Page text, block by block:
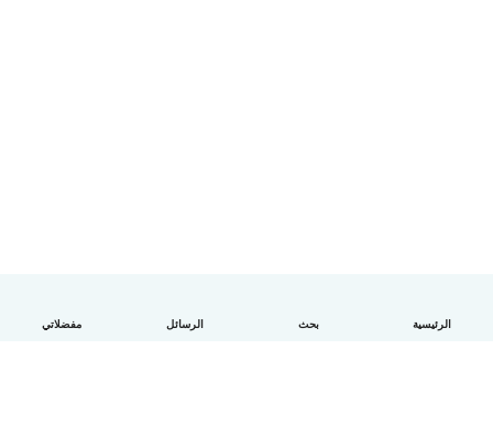
الرئيسية بحث الرسائل مفضلاتي